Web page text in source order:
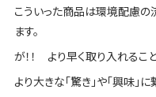
こういった商品は環境配慮の
ます。
が！！ より早く取り入れるこ
より大きな「驚き」や「興味」